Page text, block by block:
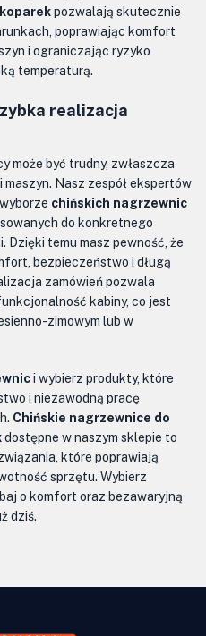
pozwalają skutecznie
poprawiając komfort
i ograniczając ryzyko
temperaturą.
realizacja
może być trudny, zwłaszcza
Nasz zespół ekspertów
chińskich nagrzewnic
do konkretnego
Dzięki temu masz pewność, że
bezpieczeństwo i długą
zamówień pozwala
kabiny, co jest
zimowym lub w
i wybierz produkty, które
i niezawodną pracę
Chińskie nagrzewnice do
dostępne w naszym sklepie to
które poprawiają
sprzętu. Wybierz
o komfort oraz bezawaryjną
dziś.